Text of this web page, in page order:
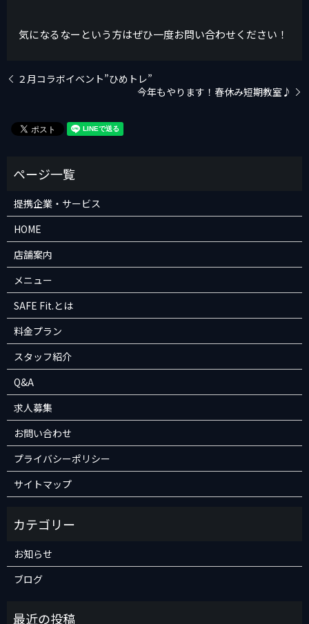
気になるなーという方はぜひ一度お問い合わせください！
２月コラボイベント”ひめトレ”
今年もやります！春休み短期教室♪
提携企業・サービス
HOME
店舗案内
メニュー
SAFE Fit.とは
料金プラン
スタッフ紹介
Q&A
求人募集
お問い合わせ
プライバシーポリシー
サイトマップ
お知らせ
ブログ